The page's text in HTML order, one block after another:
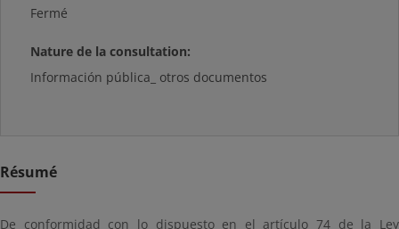
Fermé
Nature de la consultation:
Información pública_ otros documentos
Résumé
De conformidad con lo dispuesto en el artículo 74 de la Ley